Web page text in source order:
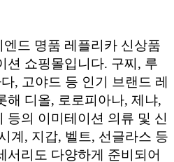
드 명품 레플리카 신상품
션 쇼핑몰입니다. 구찌, 루
, 고야드 등 인기 브랜드 레
해 디올, 로로피아나, 제냐,
등의 이미테이션 의류 및 신
계, 지갑, 벨트, 선글라스 등
서리도 다양하게 준비되어